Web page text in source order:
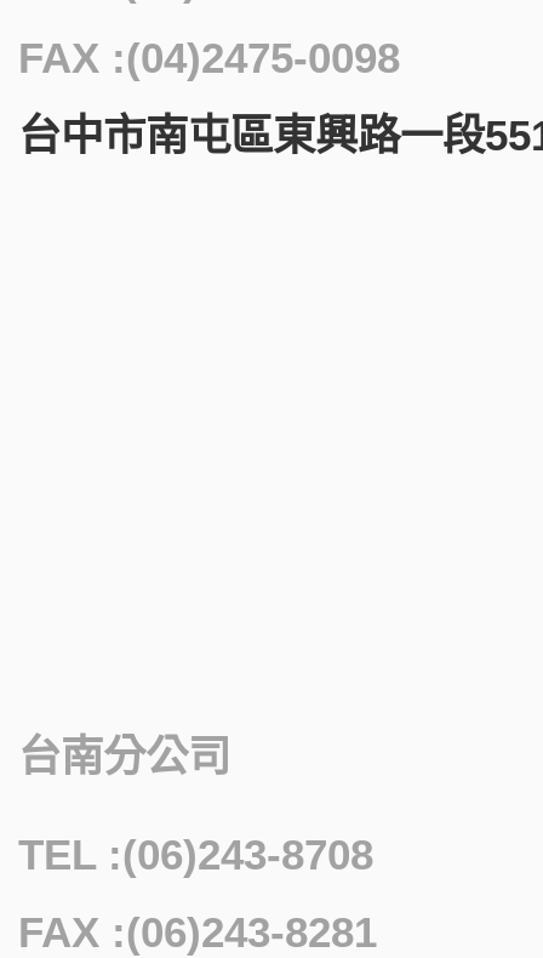
FAX :(04)2475-0098
台中市南屯區東興路一段
台南分公司
TEL :(06)243-8708
FAX :(06)243-8281